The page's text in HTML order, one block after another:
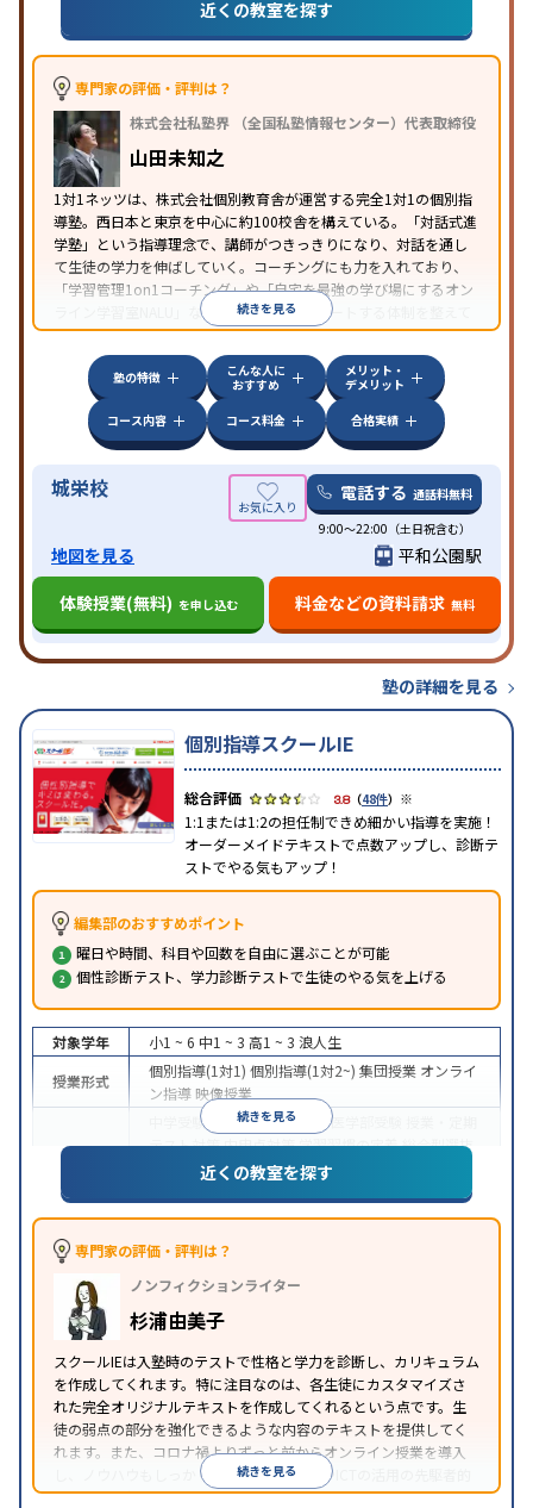
推薦入試対策 学校別特化対策
策英語・英会話特化対策その他科目別特化対策
特徴
中高一貫校生に対応
ブレットを利用
季節講習のみの受講可自習室あり
近くの教室を探す
専門家の評価・評判は？
株式会社私塾界 （全国私塾情報センター）代表取締役
山田未知之
1対1ネッツは、株式会社個別教育舎が運営する完全1対1の個別指
導塾。西日本と東京を中心に約100校舎を構えている。「対話式進
学塾」という指導理念で、講師がつきっきりになり、対話を通し
て生徒の学力を伸ばしていく。コーチングにも力を入れており、
「学習管理1on1コーチング」や「自宅を最強の学び場にするオン
ライン学習室NALU」など、自宅学習もサポートする体制を整えて
いる。
続きを見る
塾の特徴
こんな人に
おすすめ
メリット・
デメリット
コース内容
コース料金 合格実績
城栄校 電話する 通話料無料
9:00～22:00（土日祝含む）
地図を見る
平和公園駅
体験授業(無料) を申し込む 料金などの資料請求 無料
塾の詳細を見る
個別指導スクールIE
3.8（48件） ※
1:1または1:2の担任制できめ細かい指導を実施！
オーダーメイドテキストで点数アップし、診断テ
ストでやる気もアップ！
編集部のおすすめポイント
曜日や時間、科目や回数を自由に選ぶことが可能
個性診断テスト、学力診断テストで生徒のやる気を上げる
続きを見る
対象学年 小1 ~ 6 中1 ~ 3 高1 ~ 3 浪人生
授業形式
個別指導(1対1) 個別指導(1対2~) 集団授業 オンライ
ン指導 映像授業
中学受験 高校受験大学受験 医学部受験
テスト対策内申点対策学習習慣の定着総合型選抜
(旧AO)対策 推薦入試対策学校別特化対策
中高一貫校生に対応
可能季節講習のみの受講可
※2023年3月調査。小学校高学年の個別指導塾アンケート調査方法
近くの教室を探す
専門家の評価・評判は？
ノンフィクションライター
杉浦由美子
スクールIEは入塾時のテストで性格と学力を診断し、カリキュラム
を作成してくれます。特に注目なのは、各生徒にカスタマイズさ
れた完全オリジナルテキストを作成してくれるという点です。生
徒の弱点の部分を強化できるような内容のテキストを提供してく
れます。また、コロナ禍よりずっと前からオンライン授業を導入
し、ノウハウもしっかりとしています。AIやICTの活用の先駆者的
な個別指導塾です。
続きを見る